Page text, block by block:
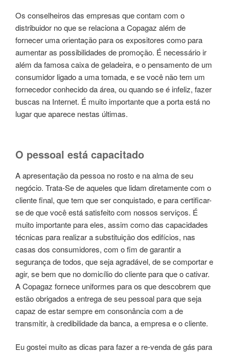
Os conselheiros das empresas que contam com o
distribuidor no que se relaciona a Copagaz além de
fornecer uma orientação para os expositores como para
aumentar as possibilidades de promoção. É necessário ir
além da famosa caixa de geladeira, e o pensamento de um
consumidor ligado a uma tomada, e se você não tem um
fornecedor conhecido da área, ou quando se é infeliz, fazer
buscas na Internet. É muito importante que a porta está no
lugar que aparece nestas últimas.
O pessoal está capacitado
A apresentação da pessoa no rosto e na alma de seu
negócio. Trata-Se de aqueles que lidam diretamente com o
cliente final, que tem que ser conquistado, e para certificar-
se de que você está satisfeito com nossos serviços. É
muito importante para eles, assim como das capacidades
técnicas para realizar a substituição dos edifícios, nas
casas dos consumidores, com o fim de garantir a
segurança de todos, que seja agradável, de se comportar e
agir, se bem que no domicílio do cliente para que o cativar.
A Copagaz fornece uniformes para os que descobrem que
estão obrigados a entrega de seu pessoal para que seja
capaz de estar sempre em consonância com a de
transmitir, à credibilidade da banca, a empresa e o cliente.
Eu gostei muito as dicas para fazer a re-venda de gás para